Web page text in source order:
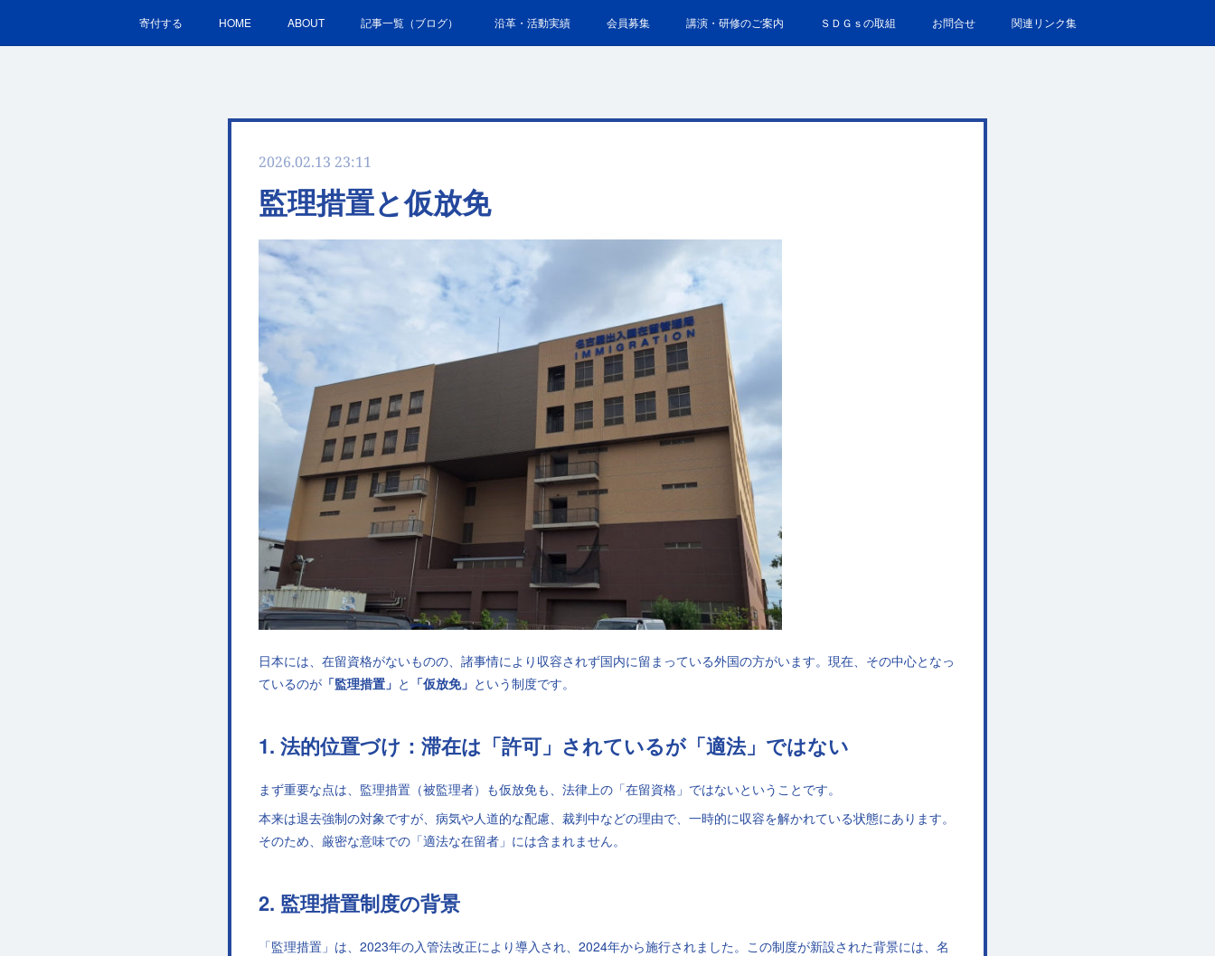
寄付する HOME ABOUT 記事一覧（ブログ） 沿革・活動実績 会員募集 講演・研修のご案内 ＳＤＧｓの取組 お問合せ 関連リンク集
2026.02.13 23:11
監理措置と仮放免
日本には、在留資格がないものの、諸事情により収容されず国内に留まっている外国の方がいます。現在、その中心となっ
ているのが 「監理措置」 と 「仮放免」 という制度です。
1. 法的位置づけ：滞在は「許可」されているが「適法」ではない
まず重要な点は、監理措置（被監理者）も仮放免も、法律上の「在留資格」ではないということです。
本来は退去強制の対象ですが、病気や人道的な配慮、裁判中などの理由で、一時的に収容を解かれている状態にあります。
そのため、厳密な意味での「適法な在留者」には含まれません。
2. 監理措置制度の背景
「監理措置」は、2023年の入管法改正により導入され、2024年から施行されました。この制度が新設された背景には、名